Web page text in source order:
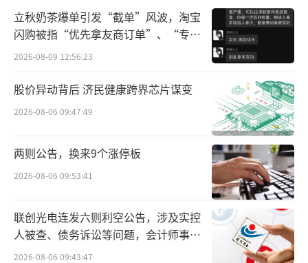
立秋奶茶爆单引发“截单”风波，淘宝
闪购被指“优先拿友商订单”、“专挑
贵的拿”
2026-08-09 12:56:23
股价异动背后 济民健康跨界芯片谋变
2026-08-06 09:47:49
两则公告，换来9个涨停板
2026-08-06 09:53:41
联创光电连发六则利空公告，涉及实控
人被查、债务诉讼等问题，会计师事务
所曾出具“保留意见”
2026-08-06 09:43:47